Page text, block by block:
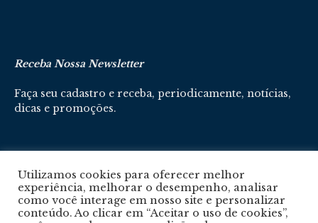
Receba Nossa Newsletter
Faça seu cadastro e receba, periodicamente, notícias,
dicas e promoções.
Cadastre-se aqui
Utilizamos cookies para oferecer melhor
experiência, melhorar o desempenho, analisar
como você interage em nosso site e personalizar
conteúdo. Ao clicar em “Aceitar o uso de cookies”,